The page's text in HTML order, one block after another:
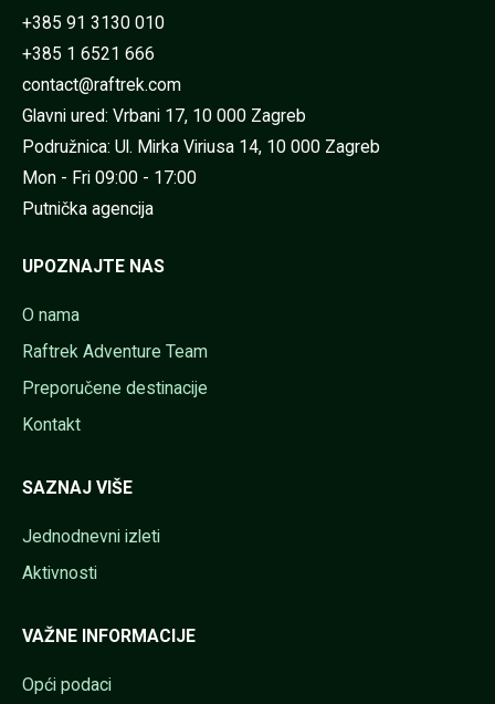
+385 91 3130 010
+385 1 6521 666
contact@raftrek.com
Glavni ured: Vrbani 17, 10 000 Zagreb
Podružnica: Ul. Mirka Viriusa 14, 10 000 Zagreb
Mon - Fri 09:00 - 17:00
Putnička agencija
UPOZNAJTE NAS
O nama
Raftrek Adventure Team
Preporučene destinacije
Kontakt
SAZNAJ VIŠE
Jednodnevni izleti
Aktivnosti
VAŽNE INFORMACIJE
Opći podaci